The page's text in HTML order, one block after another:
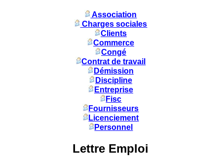
Association
Charges sociales
Clients
Commerce
Congé
Contrat de travail
Démission
Discipline
Entreprise
Fisc
Fournisseurs
Licenciement
Personnel
Lettre Emploi